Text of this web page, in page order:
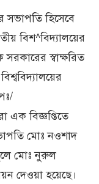
সভাপতি হিসেবে
বিশ^বিদ্যালয়ের
স্বাক্ষরিত
এক বিজ্ঞপ্তিতে
মোঃ নওশাদ
মোঃ নুরুল
দেওয়া হয়েছে।